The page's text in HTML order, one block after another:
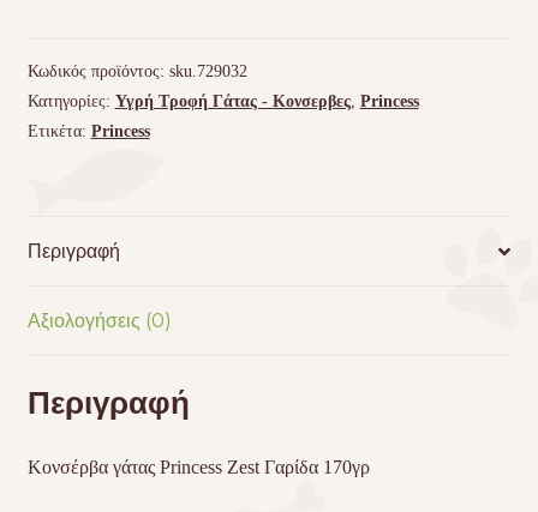
170g
ποσότητα
Κωδικός προϊόντος: sku.729032
Κατηγορίες: Υγρή Τροφή Γάτας - Kονσερβες, Princess
Ετικέτα: Princess
Περιγραφή
Αξιολογήσεις (0)
Περιγραφή
Κονσέρβα γάτας Princess Zest Γαρίδα 170γρ